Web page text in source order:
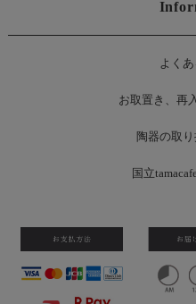
よく
お取置き、再
陶器の取
国立